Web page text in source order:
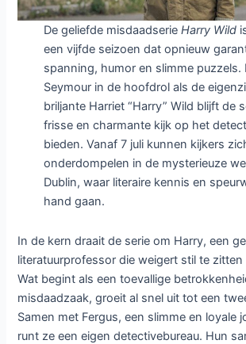
De geliefde misdaadserie Harry Wild
een vijfde seizoen dat opnieuw
spanning, humor en slimme puzzels.
Seymour in de hoofdrol als de
briljante Harriet “Harry” Wild blijft de
frisse en charmante kijk op het
bieden. Vanaf 7 juli kunnen kijkers
onderdompelen in de mysterieuze
Dublin, waar literaire kennis en
hand gaan.
In de kern draait de serie om Harry, een
literatuurprofessor die weigert stil te zitten
Wat begint als een toevallige
misdaadzaak, groeit al snel uit tot een
Samen met Fergus, een slimme en loyale
runt ze een eigen detectivebureau. Hun